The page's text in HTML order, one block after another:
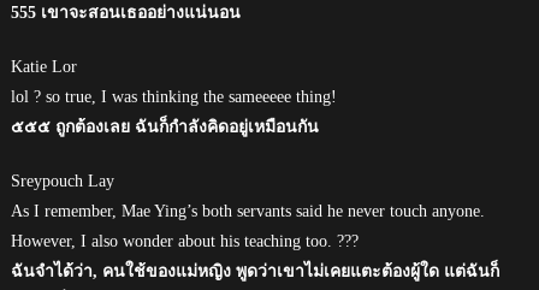
555 เขาจะสอนเธออย่างแน่นอน
Katie Lor
lol ? so true, I was thinking the sameeeee thing!
๕๕๕ ถูกต้องเลย ฉันก็กำลังคิดอยู่เหมือนกัน
Sreypouch Lay
As I remember, Mae Ying’s both servants said he never touch anyone.
However, I also wonder about his teaching too. ???
ฉันจำได้ว่า, คนใช้ของแม่หญิง พูดว่าเขาไม่เคยแตะต้องผู้ใด แต่ฉันก็